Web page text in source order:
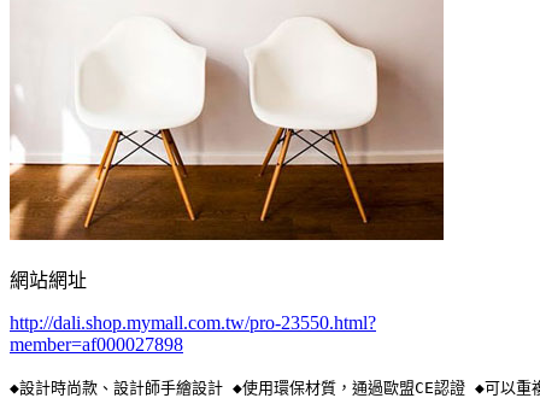
網站網址
http://dali.shop.mymall.com.tw/pro-23550.html?
member=af000027898
◆設計時尚款、設計師手繪設計 ◆使用環保材質，通過歐盟CE認證 ◆可以